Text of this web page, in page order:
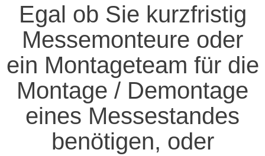
Egal ob Sie kurzfristig
Messemonteure oder
ein Montageteam für die
Montage / Demontage
eines Messestandes
benötigen, oder